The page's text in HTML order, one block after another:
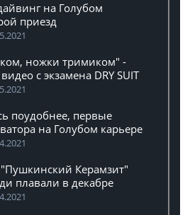
на Голубом
приезд
ножки тримиком" -
с экзамена DRY SUIT
поудобнее, первые
на Голубом карьере
Керамзит"
плавали в декабре